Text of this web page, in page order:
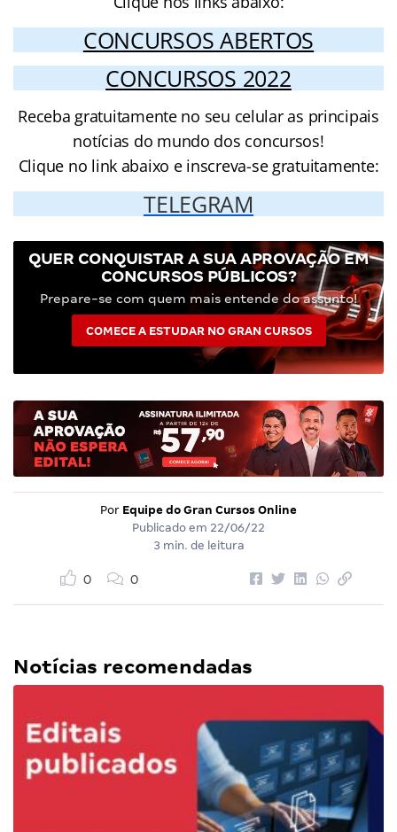
CONCURSOS ABERTOS
CONCURSOS 2022
Receba gratuitamente no seu celular as principais
notícias do mundo dos concursos!
Clique no link abaixo e inscreva-se gratuitamente:
TELEGRAM
QUER CONQUISTAR A SUA APROVAÇÃO EM
CONCURSOS PÚBLICOS?
Prepare-se com quem mais entende do assunto!
COMECE A ESTUDAR NO GRAN CURSOS
Por Equipe do Gran Cursos Online
Publicado em 22/06/22
3 min. de leitura
0 0
Notícias recomendadas